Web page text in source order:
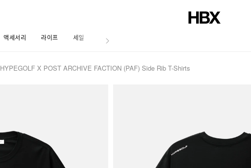
액세서리 라이프 세일 저널
HYPEGOLF X POST ARCHIVE FACTION (PAF) Side Rib T-Shirts